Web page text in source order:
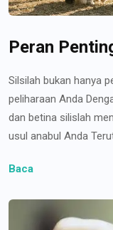
Peran
Silsilah bukan hanya
peliharaan Anda
dan betina silislah
usul anabul Anda
Baca